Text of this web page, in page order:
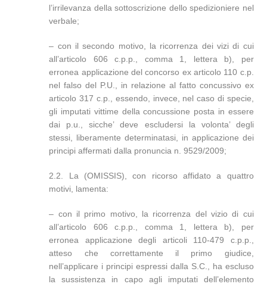
l’irrilevanza della sottoscrizione dello spedizioniere nel
verbale;
– con il secondo motivo, la ricorrenza dei vizi di cui
all’articolo 606 c.p.p., comma 1, lettera b), per
erronea applicazione del concorso ex articolo 110 c.p.
nel falso del P.U., in relazione al fatto concussivo ex
articolo 317 c.p., essendo, invece, nel caso di specie,
gli imputati vittime della concussione posta in essere
dai p.u., sicche’ deve escludersi la volonta’ degli
stessi, liberamente determinatasi, in applicazione dei
principi affermati dalla pronuncia n. 9529/2009;
2.2. La (OMISSIS), con ricorso affidato a quattro
motivi, lamenta:
– con il primo motivo, la ricorrenza del vizio di cui
all’articolo 606 c.p.p., comma 1, lettera b), per
erronea applicazione degli articoli 110-479 c.p.p.,
atteso che correttamente il primo giudice,
nell’applicare i principi espressi dalla S.C., ha escluso
la sussistenza in capo agli imputati dell’elemento